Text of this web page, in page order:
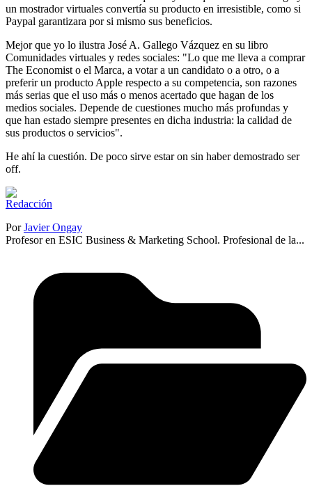
un mostrador virtuales convertía su producto en irresistible, como si
Paypal garantizara por si mismo sus beneficios.
Mejor que yo lo ilustra José A. Gallego Vázquez en su libro
Comunidades virtuales y redes sociales: "Lo que me lleva a comprar
The Economist o el Marca, a votar a un candidato o a otro, o a
preferir un producto Apple respecto a su competencia, son razones
más serias que el uso más o menos acertado que hagan de los
medios sociales. Depende de cuestiones mucho más profundas y
que han estado siempre presentes en dicha industria: la calidad de
sus productos o servicios".
He ahí la cuestión. De poco sirve estar on sin haber demostrado ser
off.
PorJavier Ongay
Profesor en ESIC Business & Marketing School. Profesional de la...